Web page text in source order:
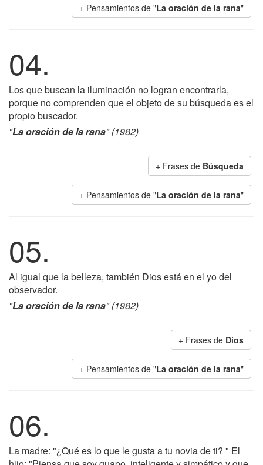
+ Pensamientos de "La oración de la rana"
04.
Los que buscan la iluminación no logran encontrarla,
porque no comprenden que el objeto de su búsqueda es el
propio buscador.
"La oración de la rana" (1982)
+ Frases de Búsqueda
+ Pensamientos de "La oración de la rana"
05.
Al igual que la belleza, también Dios está en el yo del
observador.
"La oración de la rana" (1982)
+ Frases de Dios
+ Pensamientos de "La oración de la rana"
06.
La madre: "¿Qué es lo que le gusta a tu novia de ti? " El